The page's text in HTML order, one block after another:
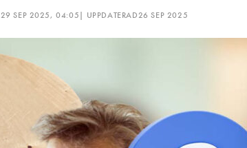
29 SEP 2025, 04:05| UPPDATERAD26 SEP 2025